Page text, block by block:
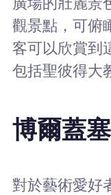
觀景點，可俯
客可以欣賞到
包括聖彼得大
博爾蓋
對於藝術愛好